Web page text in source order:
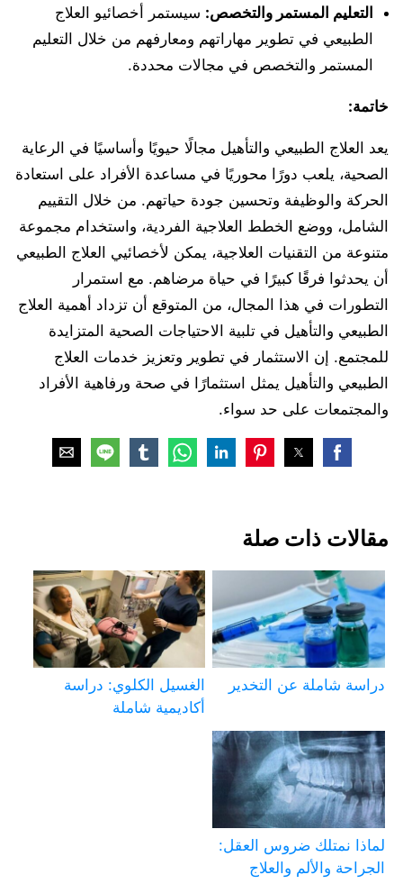
التعليم المستمر والتخصص: سيستمر أخصائيو العلاج
الطبيعي في تطوير مهاراتهم ومعارفهم من خلال التعليم
المستمر والتخصص في مجالات محددة.
خاتمة:
يعد العلاج الطبيعي والتأهيل مجالًا حيويًا وأساسيًا في الرعاية
الصحية، يلعب دورًا محوريًا في مساعدة الأفراد على استعادة
الحركة والوظيفة وتحسين جودة حياتهم. من خلال التقييم
الشامل، ووضع الخطط العلاجية الفردية، واستخدام مجموعة
متنوعة من التقنيات العلاجية، يمكن لأخصائيي العلاج الطبيعي
أن يحدثوا فرقًا كبيرًا في حياة مرضاهم. مع استمرار
التطورات في هذا المجال، من المتوقع أن تزداد أهمية العلاج
الطبيعي والتأهيل في تلبية الاحتياجات الصحية المتزايدة
للمجتمع. إن الاستثمار في تطوير وتعزيز خدمات العلاج
الطبيعي والتأهيل يمثل استثمارًا في صحة ورفاهية الأفراد
والمجتمعات على حد سواء.
مقالات ذات صلة
دراسة شاملة عن التخدير
الغسيل الكلوي: دراسة
أكاديمية شاملة
لماذا نمتلك ضروس العقل:
الجراحة والألم والعلاج